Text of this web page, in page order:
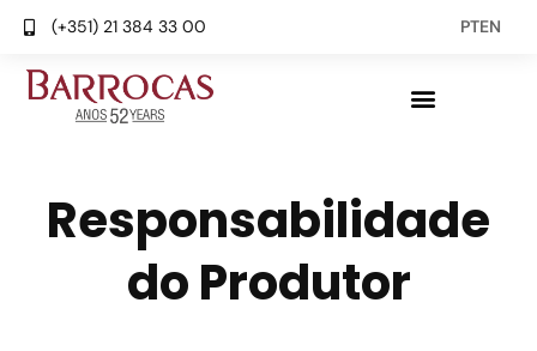
(+351) 21 384 33 00 PTEN
Responsabilidade
do Produtor